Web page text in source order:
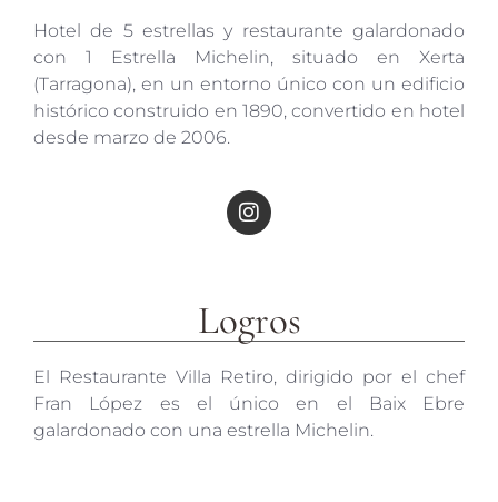
Hotel de 5 estrellas y restaurante galardonado
con 1 Estrella Michelin, situado en Xerta
(Tarragona), en un entorno único con un edificio
histórico construido en 1890, convertido en hotel
desde marzo de 2006.
Logros
El Restaurante Villa Retiro, dirigido por el chef
Fran López es el único en el Baix Ebre
galardonado con una estrella Michelin.